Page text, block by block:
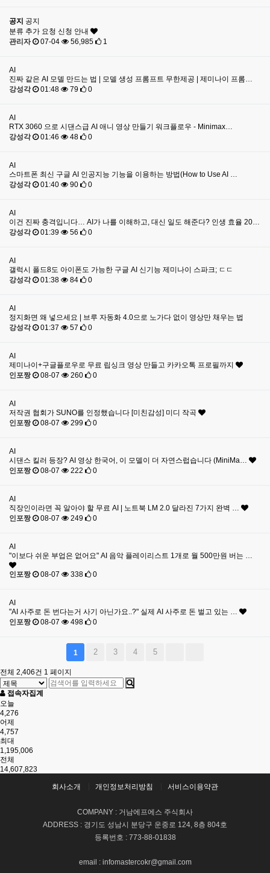
공지 공지
분류 추가 요청 신청 안내
관리자
07-04 56,985 1
AI
진짜 같은 AI 모델 만드는 법 | 모델 생성 프롬프트 무한제공 | 제미나이 프롬…
강성각
01:48 79 0
AI
RTX 3060 으로 시댄스급 AI 애니 영상 만들기 워크플로우 - Minimax…
강성각
01:46 48 0
AI
스마트폰 최신 구글 AI 인공지능 기능을 이용하는 방법(How to Use AI …
강성각
01:40 90 0
AI
이건 진짜 충격입니다… AI가 나를 이해하고, 대신 일도 해준다? 인생 효율 20…
강성각
01:39 56 0
AI
갤럭시 폴드8도 아이폰도 가능한 구글 AI 신기능 제미나이 스파크; ㄷㄷ
강성각
01:38 84 0
AI
정지화면 왜 넣으세요 | 브루 자동화 4.0으로 노가다 없이 영상만 채우는 법
강성각
01:37 57 0
AI
제미나이+구글플로우로 무료 립싱크 영상 만들고 카카오톡 프로필까지
인포짱
08-07 260 0
AI
저작권 협회가 SUNO를 인정했습니다 [미친감성] 미디 작곡
인포짱
08-07 299 0
AI
시댄스 킬러 등장? AI 영상 한국어, 이 모델이 더 자연스럽습니다 (MiniMa…
인포짱
08-07 222 0
AI
직장인이라면 꼭 알아야 할 무료 AI | 노트북 LM 2.0 달라진 7가지 완벽 …
인포짱
08-07 249 0
AI
"이보다 쉬운 부업은 없어요" AI 음악 플레이리스트 1개로 월 500만원 버는 …
인포짱 08-07 338 0
AI
"AI 사주로 돈 번다는거 사기 아닌가요..?" 실제 AI 사주로 돈 벌고 있는 …
인포짱
08-07 498 0
1 2 3 4 5
전체 2,406건 1 페이지
접속자집계
오늘
4,276
어제
4,757
최대
1,195,006
전체
14,607,823
회사소개 개인정보처리방침 서비스이용약관
COMPANY : 거남에프에스 주식회사
ADDRESS : 경기도 성남시 분당구 운중로 124, 8층 804호
등록번호 : 773-88-01838
email : infomastercokr@gmail.com